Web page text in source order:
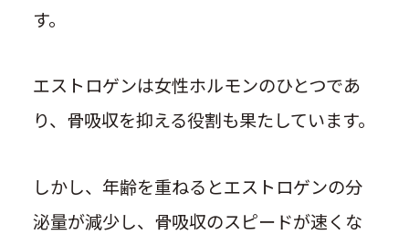
す。
エストロゲンは女性ホルモンのひとつであ
り、骨吸収を抑える役割も果たしています。
しかし、年齢を重ねるとエストロゲンの分
泌量が減少し、骨吸収のスピードが速くな